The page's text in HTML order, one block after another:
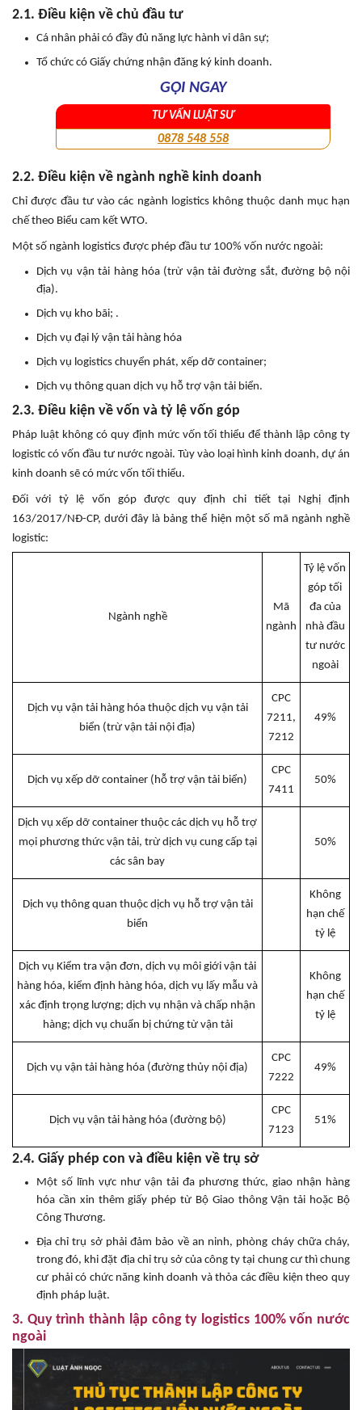
2.1. Điều kiện về chủ đầu tư
Cá nhân phải có đầy đủ năng lực hành vi dân sự;
Tổ chức có Giấy chứng nhận đăng ký kinh doanh.
GỌI NGAY
TƯ VẤN LUẬT SƯ
0878 548 558
2.2. Điều kiện về ngành nghề kinh doanh
Chỉ được đầu tư vào các ngành logistics không thuộc danh mục hạn
chế theo Biểu cam kết WTO.
Một số ngành logistics được phép đầu tư 100% vốn nước ngoài:
Dịch vụ vận tải hàng hóa (trừ vận tải đường sắt, đường bộ nội
địa).
Dịch vụ kho bãi; .
Dịch vụ đại lý vận tải hàng hóa
Dịch vụ logistics chuyển phát, xếp dỡ container;
Dịch vụ thông quan dịch vụ hỗ trợ vận tải biển.
2.3. Điều kiện về vốn và tỷ lệ vốn góp
Pháp luật không có quy định mức vốn tối thiểu để thành lập công ty
logistic có vốn đầu tư nước ngoài. Tùy vào loại hình kinh doanh, dự án
kinh doanh sẽ có mức vốn tối thiểu.
Đối với tỷ lệ vốn góp được quy định chi tiết tại Nghị định
163/2017/NĐ-CP, dưới đây là bảng thể hiện một số mã ngành nghề
logistic:
Ngành nghề
Mã
ngành
Tỷ lệ vốn
góp tối
đa của
nhà đầu
tư nước
ngoài
Dịch vụ vận tải hàng hóa thuộc dịch vụ vận tải
biển (trừ vận tải nội địa)
CPC
7211,
7212
49%
Dịch vụ xếp dỡ container (hỗ trợ vận tải biển)
CPC
7411
50%
Dịch vụ xếp dỡ container thuộc các dịch vụ hỗ trợ
mọi phương thức vận tải, trừ dịch vụ cung cấp tại
các sân bay
50%
Dịch vụ thông quan thuộc dịch vụ hỗ trợ vận tải
biển
Không
hạn chế
tỷ lệ
Dịch vụ Kiểm tra vận đơn, dịch vụ môi giới vận tải
hàng hóa, kiểm định hàng hóa, dịch vụ lấy mẫu và
xác định trọng lượng; dịch vụ nhận và chấp nhận
hàng; dịch vụ chuẩn bị chứng từ vận tải
Không
hạn chế
tỷ lệ
Dịch vụ vận tải hàng hóa (đường thủy nội địa)
CPC
7222
49%
Dịch vụ vận tải hàng hóa (đường bộ)
CPC
7123
51%
2.4. Giấy phép con và điều kiện về trụ sở
Một số lĩnh vực như vận tải đa phương thức, giao nhận hàng
hóa cần xin thêm giấy phép từ Bộ Giao thông Vận tải hoặc Bộ
Công Thương.
Địa chỉ trụ sở phải đảm bảo về an ninh, phòng cháy chữa cháy,
trong đó, khi đặt địa chỉ trụ sở của công ty tại chung cư thì chung
cư phải có chức năng kinh doanh và thỏa các điều kiện theo quy
định pháp luật.
3. Quy trình thành lập công ty logistics 100% vốn nước
ngoài